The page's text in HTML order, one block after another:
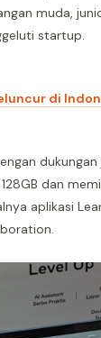
muda,
startup.
di
dan
aplikasi